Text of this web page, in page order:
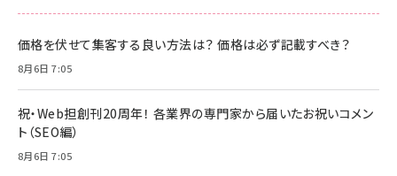
価格を伏せて集客する良い方法は？ 価格は必ず記載すべき？
8月6日 7:05
祝・Web担創刊20周年！ 各業界の専門家から届いたお祝いコメン
ト（SEO編）
8月6日 7:05